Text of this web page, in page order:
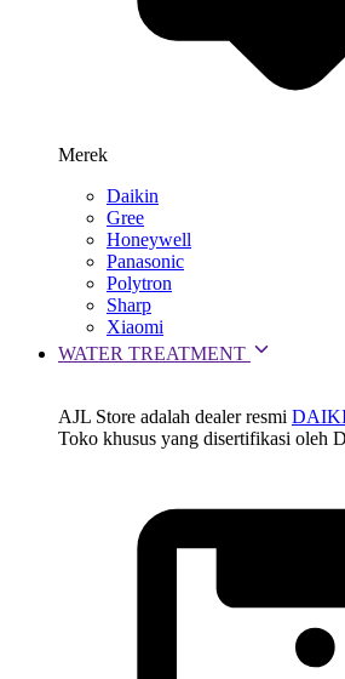
Merek
Daikin
Gree
Honeywell
Panasonic
Polytron
Sharp
Xiaomi
WATER TREATMENT
AJL Store adalah dealer resmi
Toko khusus yang disertifikasi oleh